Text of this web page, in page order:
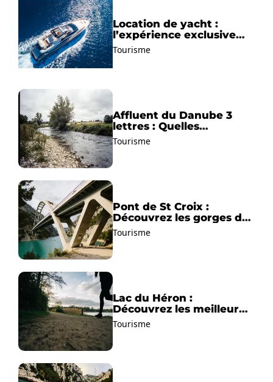
Location de yacht :
l’expérience exclusive
pour découvrir la
Méditerranée autrement
Tourisme
Affluent du Danube 3
lettres : Quelles
solutions trouver ?
Tourisme
Pont de St Croix :
Découvrez les gorges du
Verdon !
Tourisme
Lac du Héron :
Découvrez les meilleurs
sentiers de randonnée !
Tourisme